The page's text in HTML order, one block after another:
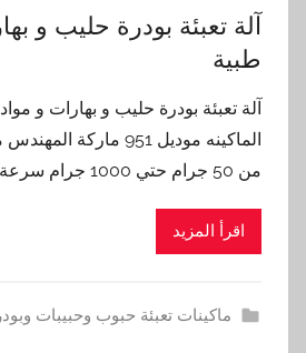
آلة تعبئة بودرة حليب و
طبية
آلة تعبئة بودرة حليب و بهارات و
الماكينه موديل 951
من 50 جرام حتي 1000 جرام سرعة
اقرأ المزيد
ماكينات تعبئة حبوب وحبيبات وبودر